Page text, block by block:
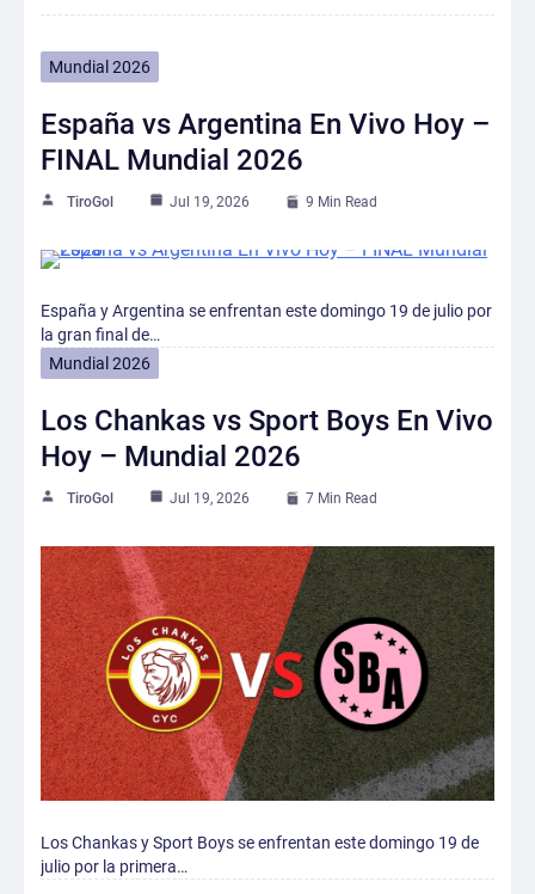
Mundial 2026
España vs Argentina En Vivo Hoy –
FINAL Mundial 2026
TiroGol Jul 19, 2026 9 Min Read
España y Argentina se enfrentan este domingo 19 de julio por
la gran final de…
Mundial 2026
Los Chankas vs Sport Boys En Vivo
Hoy – Mundial 2026
TiroGol Jul 19, 2026 7 Min Read
Los Chankas y Sport Boys se enfrentan este domingo 19 de
julio por la primera…